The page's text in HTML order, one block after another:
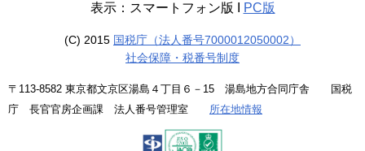
表示：スマートフォン版 Ι PC版
(C) 2015 国税庁（法人番号7000012050002）
社会保障・税番号制度
〒113-8582 東京都文京区湯島４丁目６－15 湯島地方合同庁舎 国税
庁 長官官房企画課 法人番号管理室 所在地情報